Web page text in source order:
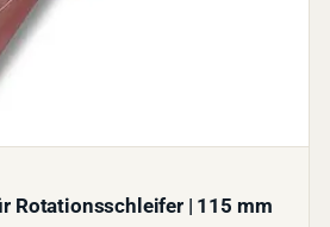
Rotationsschleifer | 115 mm